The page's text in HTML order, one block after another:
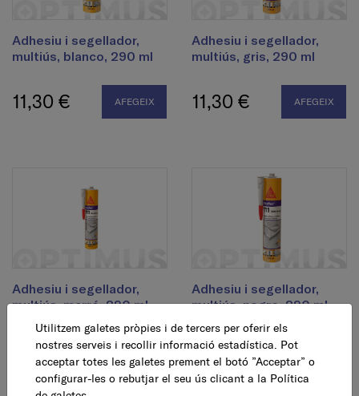
Adhesiu i segellador,
multiús, blanco, 290 ml
11,30 € AFEGEIX
Adhesiu i segellador,
multiús, gris, 290 ml
11,30 € AFEGEIX
Adhesiu i segellador,
multiús, marró, 290 ml
11,30 € AFEGEIX
Adhesiu i segellador,
multiús, negre, 290 ml
11,30 € AFEGEIX
Utilitzem galetes pròpies i de tercers per oferir els
nostres serveis i recollir informació estadística. Pot
acceptar totes les galetes prement el botó ”Acceptar” o
configurar-les o rebutjar el seu ús clicant a la Política